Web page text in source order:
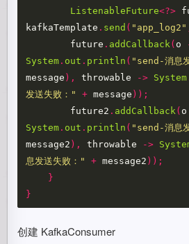
ListenableFuture<?>
kafkaTemplate . send ( "app_log2"
future . addCallback ( o
System . out . println ( "send-消息
message ), throwable -> System
发送失败："
+ message ));
future2 . addCallback ( o
System . out . println ( "send-消息
message2 ), throwable ->
息发送失败："
+ message2 ));
}
}
创建 KafkaConsumer